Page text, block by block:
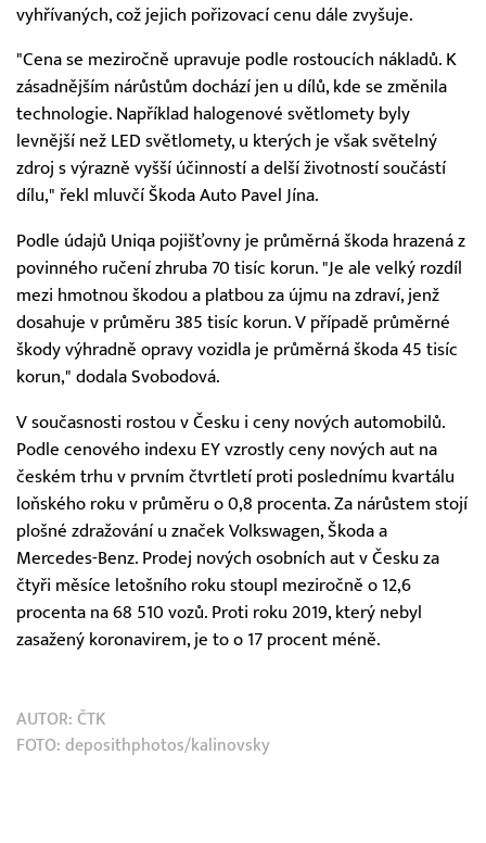
vyhřívaných, což jejich pořizovací cenu dále zvyšuje.
"Cena se meziročně upravuje podle rostoucích nákladů. K
zásadnějším nárůstům dochází jen u dílů, kde se změnila
technologie. Například halogenové světlomety byly
levnější než LED světlomety, u kterých je však světelný
zdroj s výrazně vyšší účinností a delší životností součástí
dílu," řekl mluvčí Škoda Auto Pavel Jína.
Podle údajů Uniqa pojišťovny je průměrná škoda hrazená z
povinného ručení zhruba 70 tisíc korun. "Je ale velký rozdíl
mezi hmotnou škodou a platbou za újmu na zdraví, jenž
dosahuje v průměru 385 tisíc korun. V případě průměrné
škody výhradně opravy vozidla je průměrná škoda 45 tisíc
korun," dodala Svobodová.
V současnosti rostou v Česku i ceny nových automobilů.
Podle cenového indexu EY vzrostly ceny nových aut na
českém trhu v prvním čtvrtletí proti poslednímu kvartálu
loňského roku v průměru o 0,8 procenta. Za nárůstem stojí
plošné zdražování u značek Volkswagen, Škoda a
Mercedes-Benz. Prodej nových osobních aut v Česku za
čtyři měsíce letošního roku stoupl meziročně o 12,6
procenta na 68 510 vozů. Proti roku 2019, který nebyl
zasažený koronavirem, je to o 17 procent méně.
AUTOR: ČTK
FOTO: deposithphotos/kalinovsky